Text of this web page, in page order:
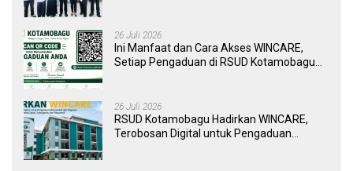
26 Juli 2026
Ini Manfaat dan Cara Akses WINCARE,
Setiap Pengaduan di RSUD Kotamobagu
26 Juli 2026
RSUD Kotamobagu Hadirkan WINCARE,
Terobosan Digital untuk Pengaduan